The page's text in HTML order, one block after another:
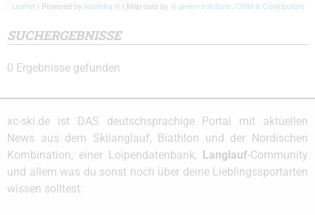
Leaflet | Powered by tourinfra ® | Map data by © green-solutions OSM & Contributors
SUCHERGEBNISSE
0 Ergebnisse gefunden
xc-ski.de ist DAS deutschsprachige Portal mit aktuellen
News aus dem Skilanglauf, Biathlon und der Nordischen
Kombination, einer Loipendatenbank, Langlauf-Community
und allem was du sonst noch über deine Lieblingssportarten
wissen solltest.